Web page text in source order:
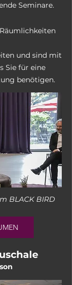
Seminare.
und sind mit
Sie für eine
benötigen.
BLACK BIRD